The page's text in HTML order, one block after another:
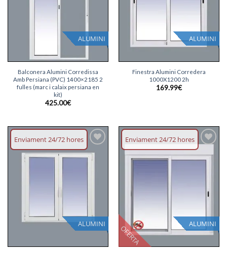
ALUMINI
Balconera Alumini Corredissa
Amb Persiana (PVC) 1400×2185 2
fulles (marc i calaix persiana en
kit)
425.00€
ALUMINI
Finestra Alumini Corredera
1000X1200 2h
169.99€
Enviament 24/72 hores
ALUMINI
Afegeix
llista
OFERTA
Enviament 24/72 hores
ALUMINI
Afegeix
llista